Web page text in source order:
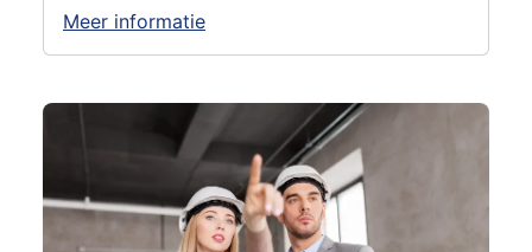
Meer informatie